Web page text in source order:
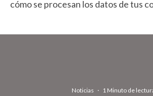
cómo se procesan los datos de tus
Noticias · 1 Minuto de